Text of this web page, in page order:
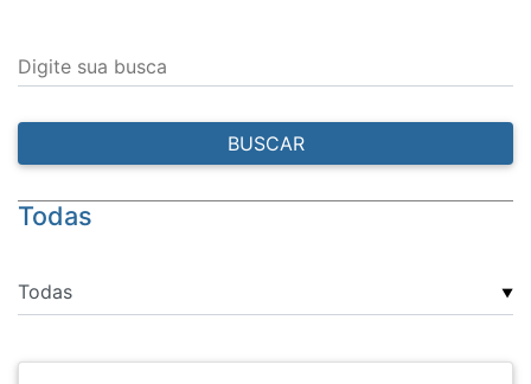
Digite sua busca
BUSCAR
Todas
▼